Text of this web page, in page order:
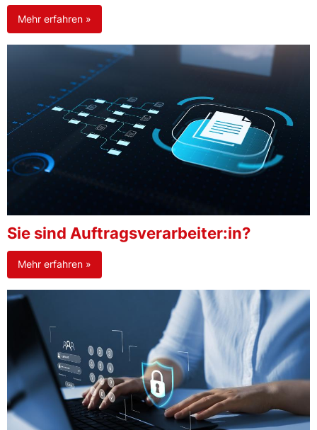
Mehr erfahren »
Sie sind Auftragsverarbeiter:in?
Mehr erfahren »